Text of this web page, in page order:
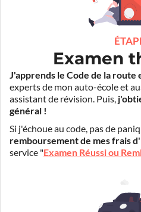
Examen
J'apprends le Code de la route
experts de mon auto-école et
assistant de révision. Puis,
général !
Si j'échoue au code, pas de
remboursement de mes frais
service "Examen Réussi ou